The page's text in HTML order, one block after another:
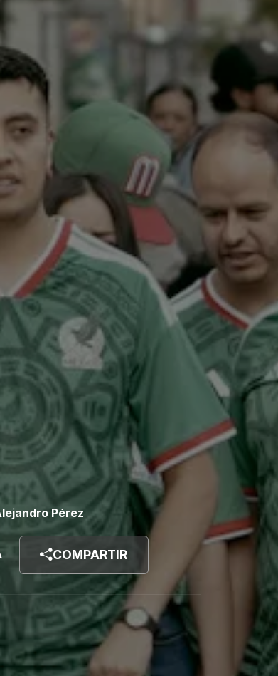
Pérez
COMPARTIR